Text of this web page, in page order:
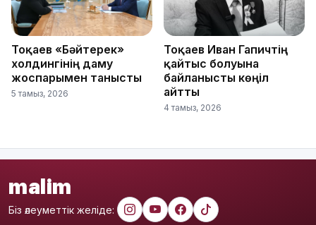
Тоқаев «Бәйтерек»
холдингінің даму
жоспарымен танысты
5 тамыз, 2026
Тоқаев Иван Гапичтің
қайтыс болуына
байланысты көңіл
айтты
4 тамыз, 2026
malim
Біз әлеуметтік желіде: